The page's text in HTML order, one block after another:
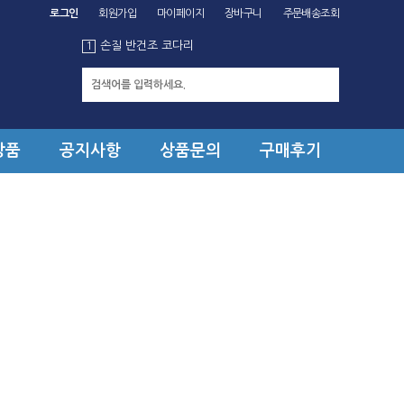
로그인 회원가입 마이페이지 장바구니 주문배송조회
손질 반건조 먹태
1 손질 반건조 코다리
2 손질 생물 복어
마른 오징어
손질 반건조 코다리
품 공지사항 상품문의 구매후기